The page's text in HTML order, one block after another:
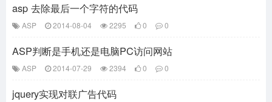
asp 去除最后一个字符的代码
ASP 2014-08-04 2295 0 0
ASP判断是手机还是电脑PC访问网站
ASP 2014-07-29 2394 0 0
jquery实现对联广告代码